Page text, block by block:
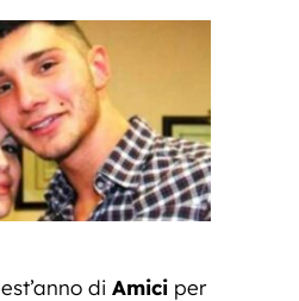
di Amici per